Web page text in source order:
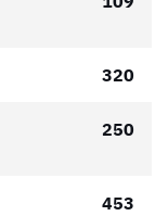
320
250
453